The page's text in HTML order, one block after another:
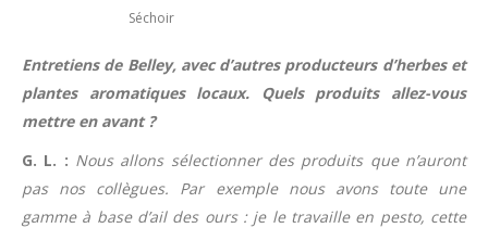
Séchoir
Entretiens de Belley, avec d’autres producteurs d’herbes et
plantes aromatiques locaux. Quels produits allez-vous
mettre en avant ?
G. L. : Nous allons sélectionner des produits que n’auront
pas nos collègues. Par exemple nous avons toute une
gamme à base d’ail des ours : je le travaille en pesto, cette